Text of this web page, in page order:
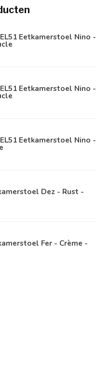
Eetkamerstoel Nino -
Eetkamerstoel Nino -
Eetkamerstoel Nino -
Dez - Rust -
Fer - Crème -